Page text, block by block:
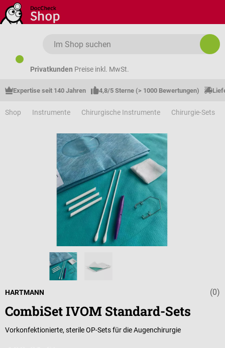
Zum Hauptinhalt springen
Privatkunden Preise inkl. MwSt.
Expertise seit 140 Jahren 4,8/5 Sterne (> 1000 Bewertungen)
Shop Instrumente Chirurgische Instrumente Chirurgie-Sets
(0)
HARTMANN
CombiSet IVOM Standard-Sets
Vorkonfektionierte, sterile OP-Sets für die Augenchirurgie